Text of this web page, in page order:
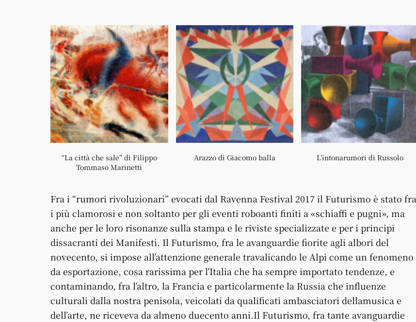
“La città che sale” di Filippo
Tommaso Marinetti
Arazzo di Giacomo balla L’intonarumori di Russolo
Fra i “rumori rivoluzionari” evocati dal Ravenna Festival 2017 il Futurismo è stato fra
i più clamorosi e non soltanto per gli eventi roboanti finiti a «schiaffi e pugni», ma
anche per le loro risonanze sulla stampa e le riviste specializzate e per i principi
dissacranti dei Manifesti. Il Futurismo, fra le avanguardie fiorite agli albori del
novecento, si impose all’attenzione generale travalicando le Alpi come un fenomeno
da esportazione, cosa rarissima per l’Italia che ha sempre importato tendenze, e
contaminando, fra l’altro, la Francia e particolarmente la Russia che influenze
culturali dalla nostra penisola, veicolati da qualificati ambasciatori dellamusica e
dell’arte, ne riceveva da almeno duecento anni.Il Futurismo, fra tante avanguardie